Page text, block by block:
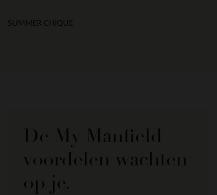
SUMMER CHIQUE
De My Manfield
voordelen wachten
op je.